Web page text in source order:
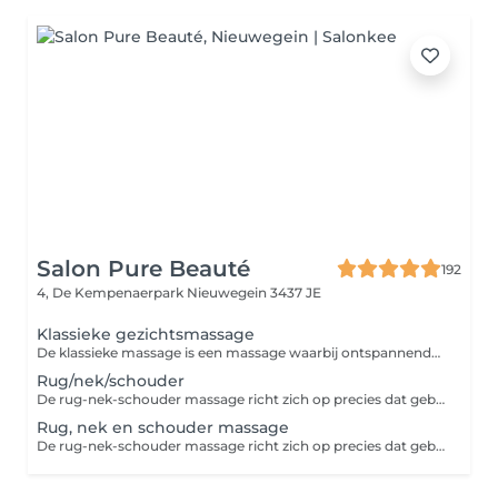
Salon Pure Beauté
192
4, De Kempenaerpark Nieuwegein 3437 JE
Klassieke gezichtsmassage
De klassieke massage is een massage waarbij ontspannende en intensieve grepen elkaar afwisselen voor ontspanning en om spierknopen los te maken.
Rug/nek/schouder
De rug-nek-schouder massage richt zich op precies dat gebied waar we vaak last van hebben. Spanningen zetten zich voornamelijk vast in de rug, nek en/of schouder, waar pijnklachten door kunnen ontstaan. Een zorgvuldige ontspanningsmassage kan deze klachten flink verzachten door de spieren te helpen in de ontspanning.
Rug, nek en schouder massage
De rug-nek-schouder massage richt zich op precies dat gebied waar we vaak last van hebben. Spanningen zetten zich voornamelijk vast in de rug, nek en/of schouder, waar pijnklachten door kunnen ontstaan. Een zorgvuldige ontspanningsmassage kan deze klachten flink verzachten door de spieren te helpen in de ontspanning.